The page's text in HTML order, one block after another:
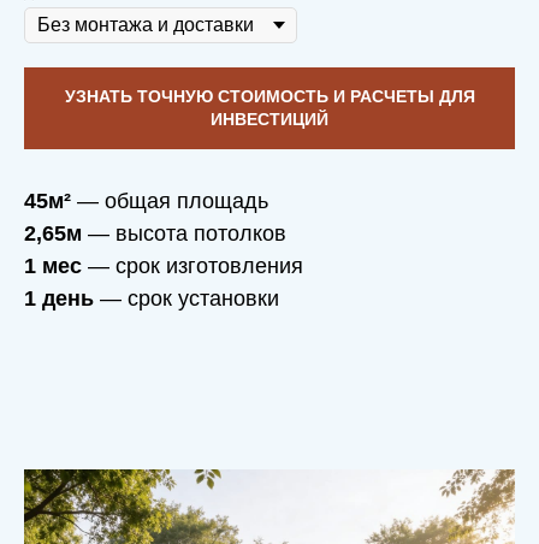
УЗНАТЬ ТОЧНУЮ СТОИМОСТЬ И РАСЧЕТЫ ДЛЯ
ИНВЕСТИЦИЙ
45м² — общая площадь
2,65м — высота потолков
1 мес — срок изготовления
1 день — срок установки